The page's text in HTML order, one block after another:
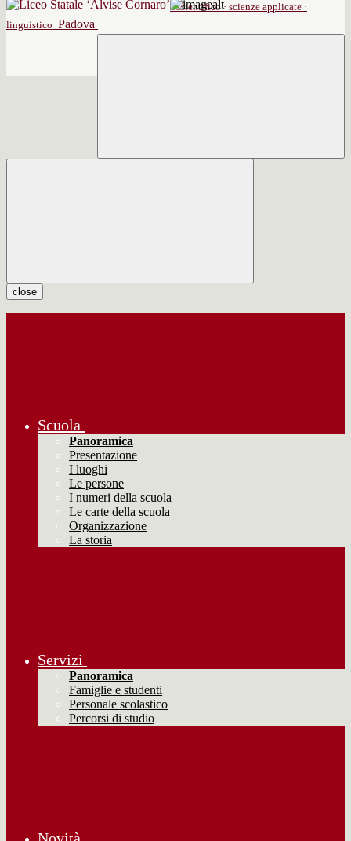
scientifico · scienze applicate ·
linguistico Padova
close
Scuola
Panoramica
Presentazione
I luoghi
Le persone
I numeri della scuola
Le carte della scuola
Organizzazione
La storia
Servizi
Panoramica
Famiglie e studenti
Personale scolastico
Percorsi di studio